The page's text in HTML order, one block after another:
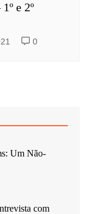
e 2º
0
Um Não-
com